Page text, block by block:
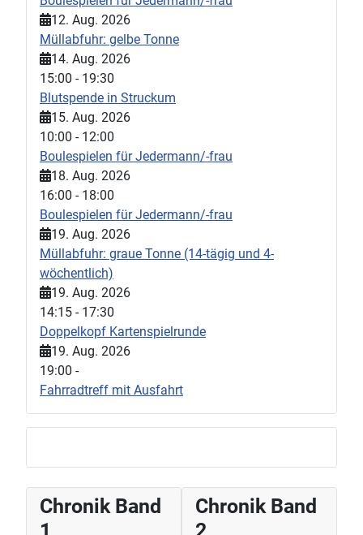
12. Aug. 2026
Müllabfuhr: gelbe Tonne
14. Aug. 2026
15:00 - 19:30
Blutspende in Struckum
15. Aug. 2026
10:00 - 12:00
Boulespielen für Jedermann/-frau
18. Aug. 2026
16:00 - 18:00
Boulespielen für Jedermann/-frau
19. Aug. 2026
Müllabfuhr: graue Tonne (14-tägig und 4-
wöchentlich)
19. Aug. 2026
14:15 - 17:30
Doppelkopf Kartenspielrunde
19. Aug. 2026
19:00 -
Fahrradtreff mit Ausfahrt
Chronik Band
Chronik Band